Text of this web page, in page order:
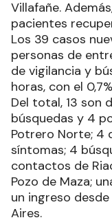
Villafañe.
pacientes
Los 39 casos
personas de
de vigilancia y
horas, con el
Del total, 13 son
búsquedas y 4
Potrero Norte; 4
síntomas; 4
contactos de
Pozo de Maza;
un ingreso
Aires.